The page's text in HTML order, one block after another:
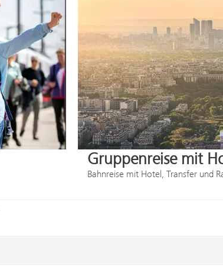
Gruppenreise mit
Bahnreise mit Hotel, Transfer und